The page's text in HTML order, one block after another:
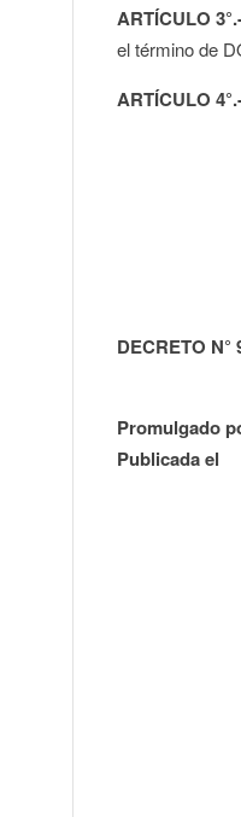
ARTÍCULO
el término de
ARTÍCULO
Promulgado
Publicada el